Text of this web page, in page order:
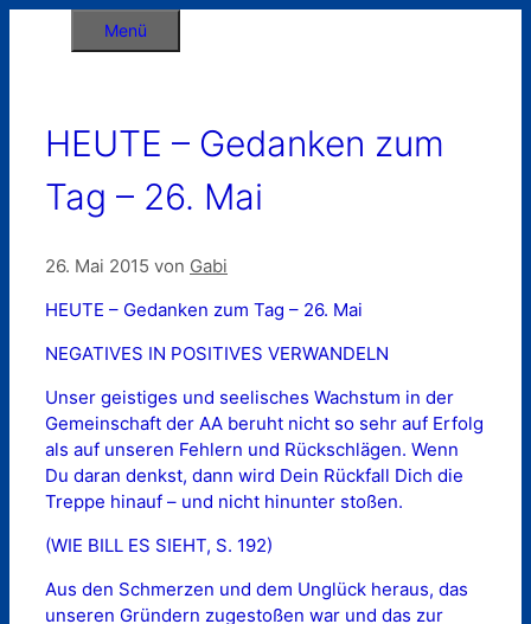
Menü
HEUTE – Gedanken zum
Tag – 26. Mai
26. Mai 2015 von Gabi
HEUTE – Gedanken zum Tag – 26. Mai
NEGATIVES IN POSITIVES VERWANDELN
Unser geistiges und seelisches Wachstum in der
Gemeinschaft der AA beruht nicht so sehr auf Erfolg
als auf unseren Fehlern und Rückschlägen. Wenn
Du daran denkst, dann wird Dein Rückfall Dich die
Treppe hinauf – und nicht hinunter stoßen.
(WIE BILL ES SIEHT, S. 192)
Aus den Schmerzen und dem Unglück heraus, das
unseren Gründern zugestoßen war und das zur